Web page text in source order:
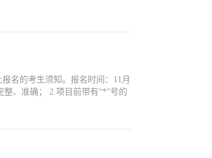
名的考生须知。报名时间：11月